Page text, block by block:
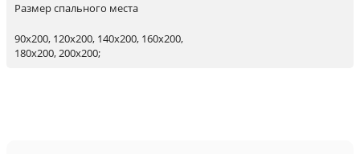
Размер спального места
90х200, 120х200, 140х200, 160х200,
180х200, 200х200;